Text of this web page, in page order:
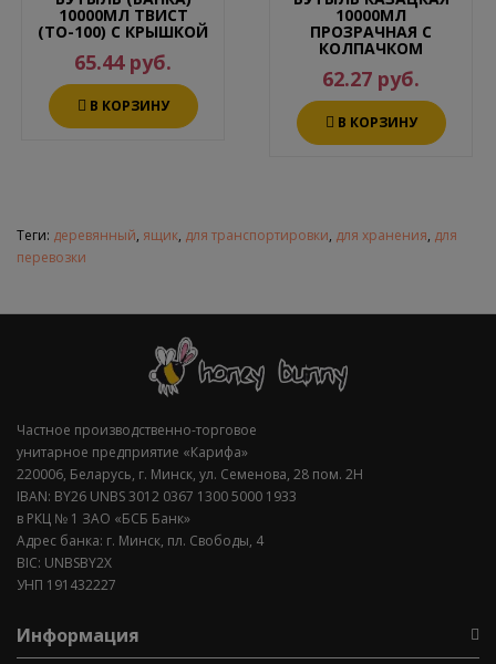
10000МЛ ТВИСТ
(ТО-100) С КРЫШКОЙ
65.44 руб.
В КОРЗИНУ
10000МЛ
ПРОЗРАЧНАЯ С
КОЛПАЧКОМ
62.27 руб.
В КОРЗИНУ
Теги: деревянный, ящик, для транспортировки, для хранения, для
перевозки
Частное производственно-торговое
унитарное предприятие «Карифа»
220006, Беларусь, г. Минск, ул. Семенова, 28 пом. 2Н
IBAN: BY26 UNBS 3012 0367 1300 5000 1933
в РКЦ № 1 ЗАО «БСБ Банк»
Адрес банка: г. Минск, пл. Свободы, 4
BIC: UNBSBY2X
УНП 191432227
Информация